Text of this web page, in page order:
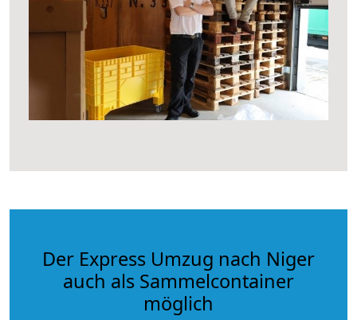
Der Express Umzug nach Niger
auch als Sammelcontainer
möglich